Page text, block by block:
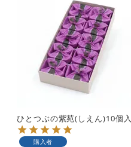
ひとつぶの紫苑(しえん)10個入
購入者